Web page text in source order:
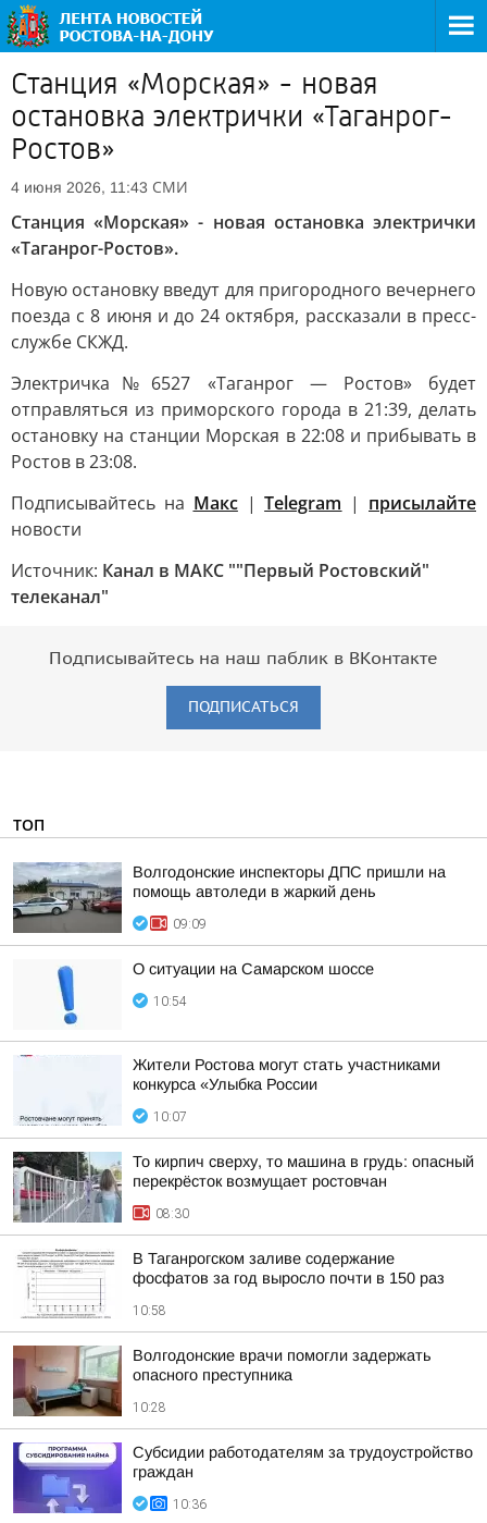
Станция «Морская» - новая
остановка электрички «Таганрог-
Ростов»
4 июня 2026, 11:43 СМИ
Станция «Морская» - новая остановка электрички
«Таганрог-Ростов».
Новую остановку введут для пригородного вечернего
поезда с 8 июня и до 24 октября, рассказали в пресс-
службе СКЖД.
Электричка№6527 «Таганрог — Ростов» будет
отправляться из приморского города в 21:39, делать
остановку на станции Морская в 22:08 и прибывать в
Ростов в 23:08.
Подписывайтесь на Макс|Telegram | присылайте
новости
Источник: Канал в МАКС ""Первый Ростовский"
телеканал"
Подписывайтесь на наш паблик в ВКонтакте
ПОДПИСАТЬСЯ
ТОП
Волгодонские инспекторы ДПС пришли на
помощь автоледи в жаркий день
09:09
О ситуации на Самарском шоссе
10:54
Жители Ростова могут стать участниками
конкурса «Улыбка России
10:07
То кирпич сверху, то машина в грудь: опасный
перекрёсток возмущает ростовчан
08:30
В Таганрогском заливе содержание
фосфатов за год выросло почти в 150 раз
10:58
Волгодонские врачи помогли задержать
опасного преступника
10:28
Субсидии работодателям за трудоустройство
граждан
10:36